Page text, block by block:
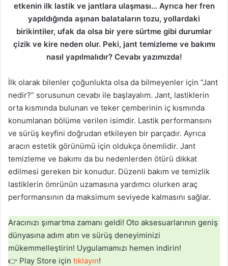
etkenin ilk lastik ve jantlara ulaşması… Ayrıca her fren
yapıldığında aşınan balataların tozu, yollardaki
birikintiler, ufak da olsa bir yere sürtme gibi durumlar
çizik ve kire neden olur. Peki, jant temizleme ve bakımı
nasıl yapılmalıdır? Cevabı yazımızda!
İlk olarak bilenler çoğunlukta olsa da bilmeyenler için “Jant
nedir?” sorusunun cevabı ile başlayalım. Jant, lastiklerin
orta kısmında bulunan ve teker çemberinin iç kısmında
konumlanan bölüme verilen isimdir. Lastik performansını
ve sürüş keyfini doğrudan etkileyen bir parçadır. Ayrıca
aracın estetik görünümü için oldukça önemlidir. Jant
temizleme ve bakımı da bu nedenlerden ötürü dikkat
edilmesi gereken bir konudur. Düzenli bakım ve temizlik
lastiklerin ömrünün uzamasına yardımcı olurken araç
performansının da maksimum seviyede kalmasını sağlar.
Aracınızı şımartma zamanı geldi! Oto aksesuarlarının geniş
dünyasına adım atın ve sürüş deneyiminizi
mükemmelleştirin! Uygulamamızı hemen indirin!
👉 Play Store için tıklayın!